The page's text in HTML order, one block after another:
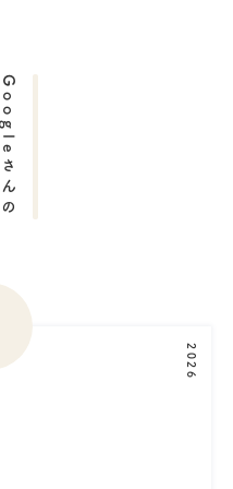
Googleさんの
2026